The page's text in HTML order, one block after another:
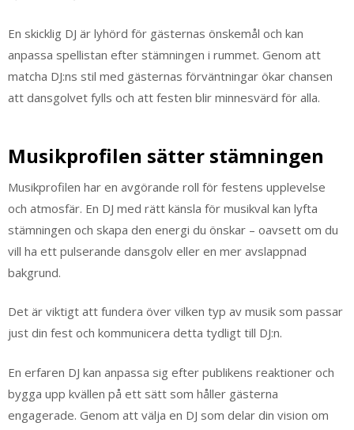
En skicklig DJ är lyhörd för gästernas önskemål och kan
anpassa spellistan efter stämningen i rummet. Genom att
matcha DJ:ns stil med gästernas förväntningar ökar chansen
att dansgolvet fylls och att festen blir minnesvärd för alla.
Musikprofilen sätter stämningen
Musikprofilen har en avgörande roll för festens upplevelse
och atmosfär. En DJ med rätt känsla för musikval kan lyfta
stämningen och skapa den energi du önskar – oavsett om du
vill ha ett pulserande dansgolv eller en mer avslappnad
bakgrund.
Det är viktigt att fundera över vilken typ av musik som passar
just din fest och kommunicera detta tydligt till DJ:n.
En erfaren DJ kan anpassa sig efter publikens reaktioner och
bygga upp kvällen på ett sätt som håller gästerna
engagerade. Genom att välja en DJ som delar din vision om